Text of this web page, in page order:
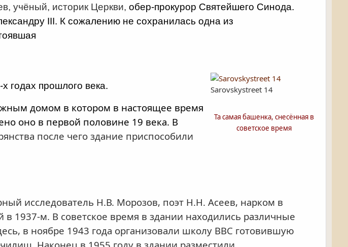
учёный, историк Церкви,обер-прокурор Святейшего Синода.
III. К сожалению не сохранилась одна из
Sarovskystreet 14
Та самая башенка, снесённая в
советское время
годах прошлого века.
домом в котором в настоящее время
оно в первой половине 19 века. В
после чего здание приспособили
исследователь Н.В. Морозов, поэт Н.Н. Асеев, нарком в
1937-м. В советское время в здании находились различные
в ноябре 1943 года организовали школу ВВС готовившую
Наконец в 1955 году в здании разместили